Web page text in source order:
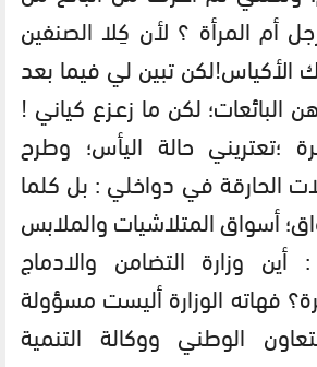
أم المرأة ؟ لأن كِلا الصنفين
الأكياس!لكن تبين لي فيما بعد
البائعات؛ لكن ما زعـزع كياني !
؛تعتريني حالة اليأس؛ وطرح
الحارقة في دواخلي : بل كلما
أسواق المتلاشيات والملابس
: أين وزارة التضامن والادماج
فهاته الوزارة أليست مسؤولة
الوطني ووكالة التنمية